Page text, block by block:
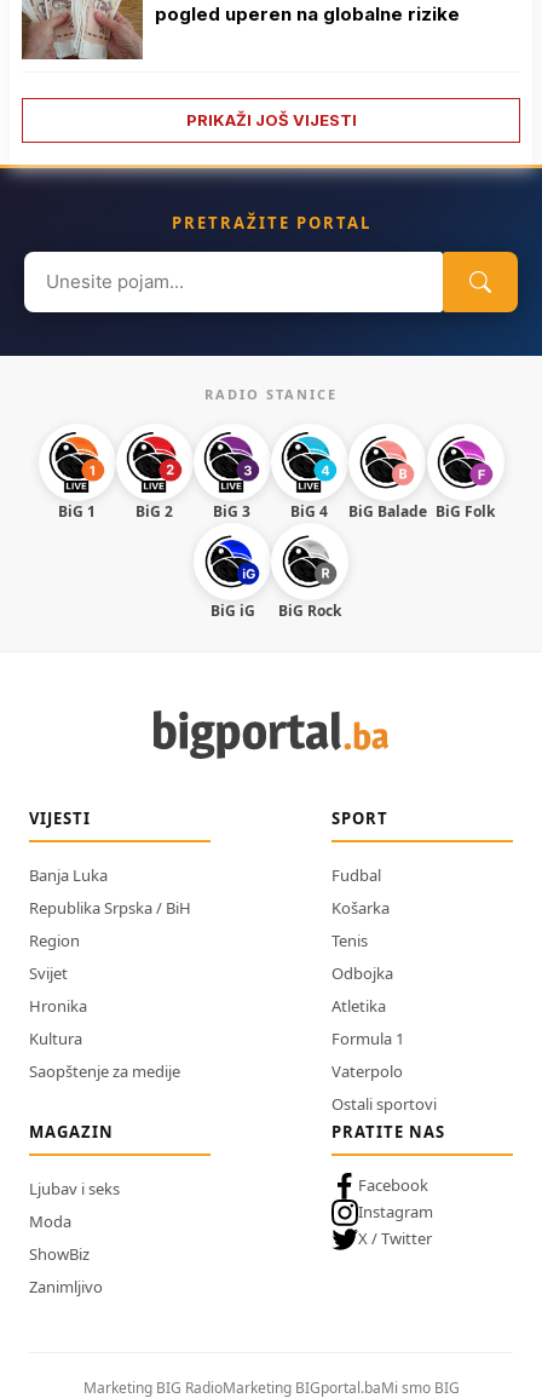
pogled uperen na globalne rizike
PRIKAŽI JOŠ VIJESTI
PRETRAŽITE PORTAL
Search
for:
RADIO STANICE
BiG 1 BiG 2 BiG 3 BiG 4 BiG Balade BiG Folk
BiG iG BiG Rock
VIJESTI
Banja Luka
Republika Srpska / BiH
Region
Svijet
Hronika
Kultura
Saopštenje za medije
SPORT
Fudbal
Košarka
Tenis
Odbojka
Atletika
Formula 1
Vaterpolo
Ostali sportovi
MAGAZIN
Ljubav i seks
Moda
ShowBiz
Zanimljivo
PRATITE NAS
Facebook
Instagram
X / Twitter
Marketing BIG RadioMarketing BIGportal.baMi smo BIG